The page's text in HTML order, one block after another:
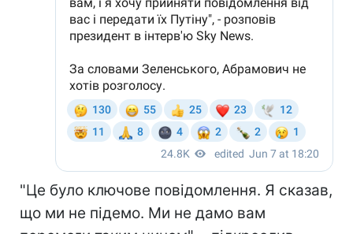
"Це було ключове повідомлення. Я сказав,
що ми не підемо. Ми не дамо вам